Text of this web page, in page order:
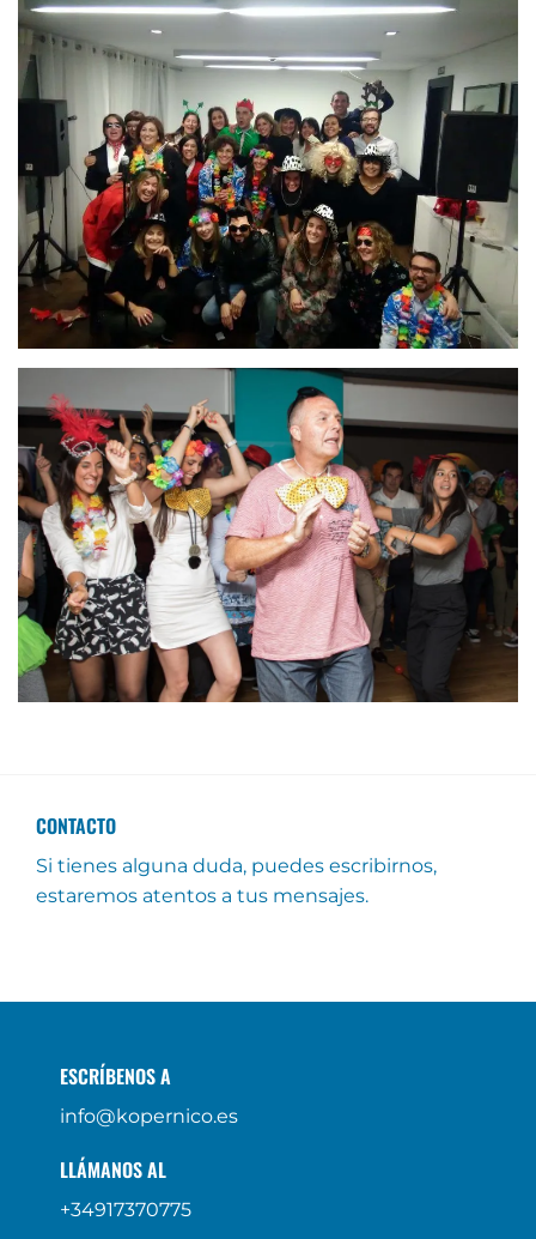
CONTACTO
Si tienes alguna duda, puedes escribirnos,
estaremos atentos a tus mensajes.
ESCRÍBENOS A
info@kopernico.es
LLÁMANOS AL
+34917370775